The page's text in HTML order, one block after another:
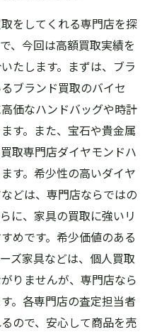
をしてくれる専門店を探
、今回は高額買取実績を
たします。まずは、ブラ
ブランド買取のバイセ
価なハンドバッグや時計
す。また、宝石や貴金属
取専門店ダイヤモンドハ
す。希少性の高いダイヤ
どは、専門店ならではの
に、家具の買取に強いリ
めです。希少価値のある
ズ家具などは、個人買取
りませんが、専門店なら
。各専門店の査定担当者
ので、安心して商品を売